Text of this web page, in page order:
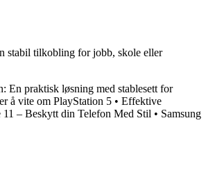
stabil tilkobling for jobb, skole eller
En praktisk løsning med stablesett for
å vite om PlayStation 5 • Effektive
– Beskytt din Telefon Med Stil • Samsung